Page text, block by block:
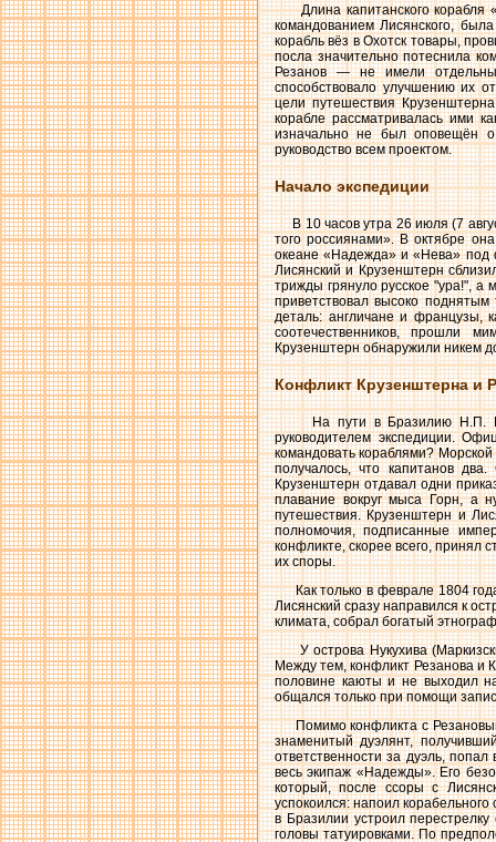
Длина капитанского корабля
командованием Лисянского,
корабль вёз в Охотск товары,
посла значительно потеснила
Резанов — не имели
способствовало улучшению их
цели путешествия
корабле рассматривалась ими
изначально не был оповещён
руководство всем проектом.
Начало экспедиции
В 10 часов утра 26 июля (7
того россиянами». В октябре
океане «Надежда» и «Нева» под
Лисянский и Крузенштерн
трижды грянуло русское "ура!",
приветствовал высоко
деталь: англичане и французы,
соотечественников, прошли
Крузенштерн обнаружили никем
Конфликт Крузенштерна и
На пути в Бразилию Н.П.
руководителем экспедиции.
командовать кораблями? Морской
получалось, что капитанов
Крузенштерн отдавал одни
плавание вокруг мыса Горн, а
путешествия. Крузенштерн и
полномочия, подписанные
конфликте, скорее всего, принял
их споры.
Как только в феврале 1804
Лисянский сразу направился к
климата, собрал богатый
У острова Нукухива
Между тем, конфликт Резанова и
половине каюты и не выходил
общался только при помощи
Помимо конфликта с Резановым,
знаменитый дуэлянт,
ответственности за дуэль,
весь экипаж «Надежды». Его
который, после ссоры с
успокоился: напоил
в Бразилии устроил
головы татуировками. По